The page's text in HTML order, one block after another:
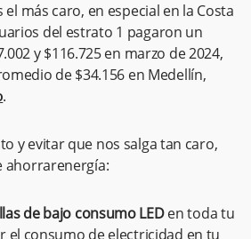
el más caro, en especial en la Costa
del estrato 1 pagaron un
y $116.725 en marzo de 2024,
de $34.156 en Medellín,
.
y evitar que nos salga tan caro,
ahorrarenergía:
de bajo consumo LEDen toda tu
el consumo de electricidad en tu